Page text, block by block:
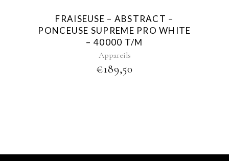
FRAISEUSE – ABSTRACT –
PONCEUSE SUPREME PRO WHITE
– 40000 T/M
Appareils
€189,50